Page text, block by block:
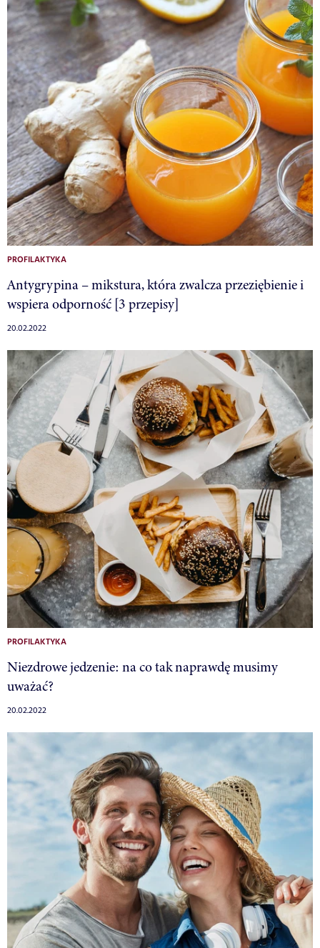
PROFILAKTYKA
Antygrypina – mikstura, która zwalcza przeziębienie i
wspiera odporność [3 przepisy]
20.02.2022
PROFILAKTYKA
Niezdrowe jedzenie: na co tak naprawdę musimy
uważać?
20.02.2022